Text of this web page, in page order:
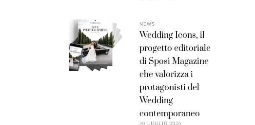
NEWS
Wedding Icons, il
progetto editoriale
di Sposi Magazine
che valorizza i
protagonisti del
Wedding
contemporaneo
30 LUGLIO 2026